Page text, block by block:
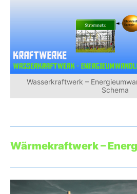
Wasserkraftwerk –
Schema
Wärmekraftwerk –